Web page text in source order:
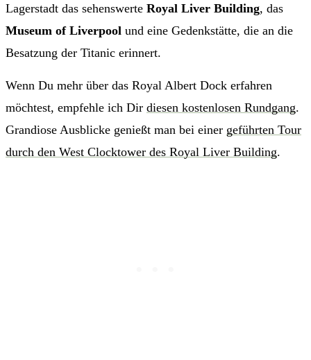
Lagerstadt das sehenswerte Royal Liver Building, das
Museum of Liverpool und eine Gedenkstätte, die an die
Besatzung der Titanic erinnert.
Wenn Du mehr über das Royal Albert Dock erfahren
möchtest, empfehle ich Dir diesen kostenlosen Rundgang.
Grandiose Ausblicke genießt man bei einer geführten Tour
durch den West Clocktower des Royal Liver Building.